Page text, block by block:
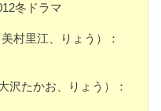
冬ドラマ
村里江、りょう）：
沢たかお、りょう）：